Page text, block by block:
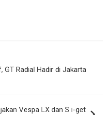
Radial Hadir di Jakarta
Vespa LX dan S i-get